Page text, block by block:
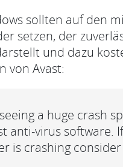
sollten auf den
setzen, der
und dazu
von Avast:
a huge crash
anti-virus software.
is crashing